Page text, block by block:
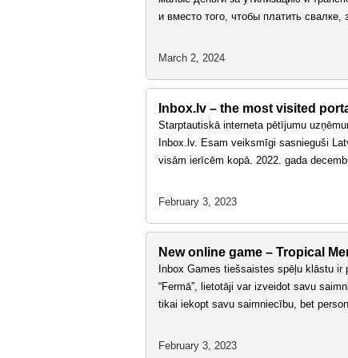
и вместо того, чтобы платить
March 2, 2024
Inbox.lv – the most visited
Starptautiskā interneta pētījumu
Inbox.lv. Esam veiksmīgi sasnieguši
visām ierīcēm kopā. 2022. gada
February 3, 2023
New online game – Tropical
Inbox Games tiešsaistes spēļu klāstu ir
“Fermā”, lietotāji var izveidot savu
tikai iekopt savu saimniecību, bet
February 3, 2023